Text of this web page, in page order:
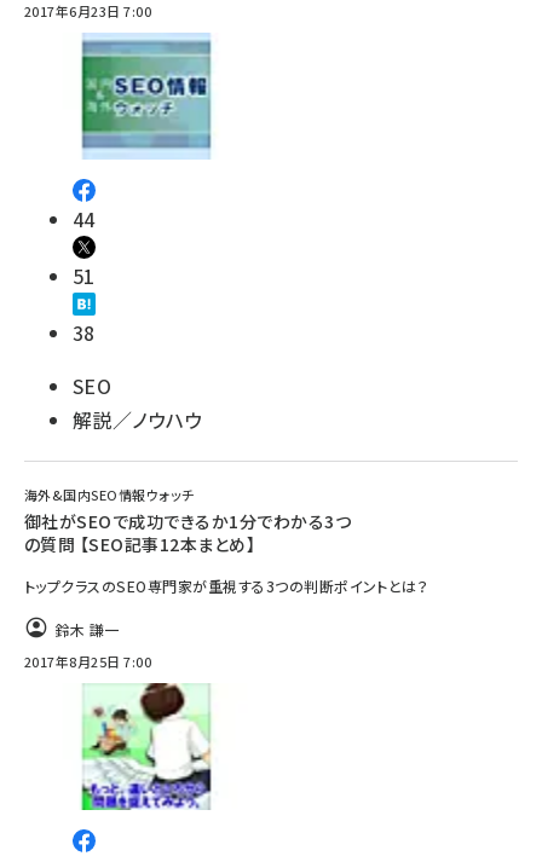
2017年6月23日 7:00
44
51
38
SEO
解説／ノウハウ
海外&国内SEO情報ウォッチ
御社がSEOで成功できるか1分でわかる3つ
の質問 【SEO記事12本まとめ】
トップクラスのSEO専門家が重視する3つの判断ポイントとは？
鈴木 謙一
2017年8月25日 7:00